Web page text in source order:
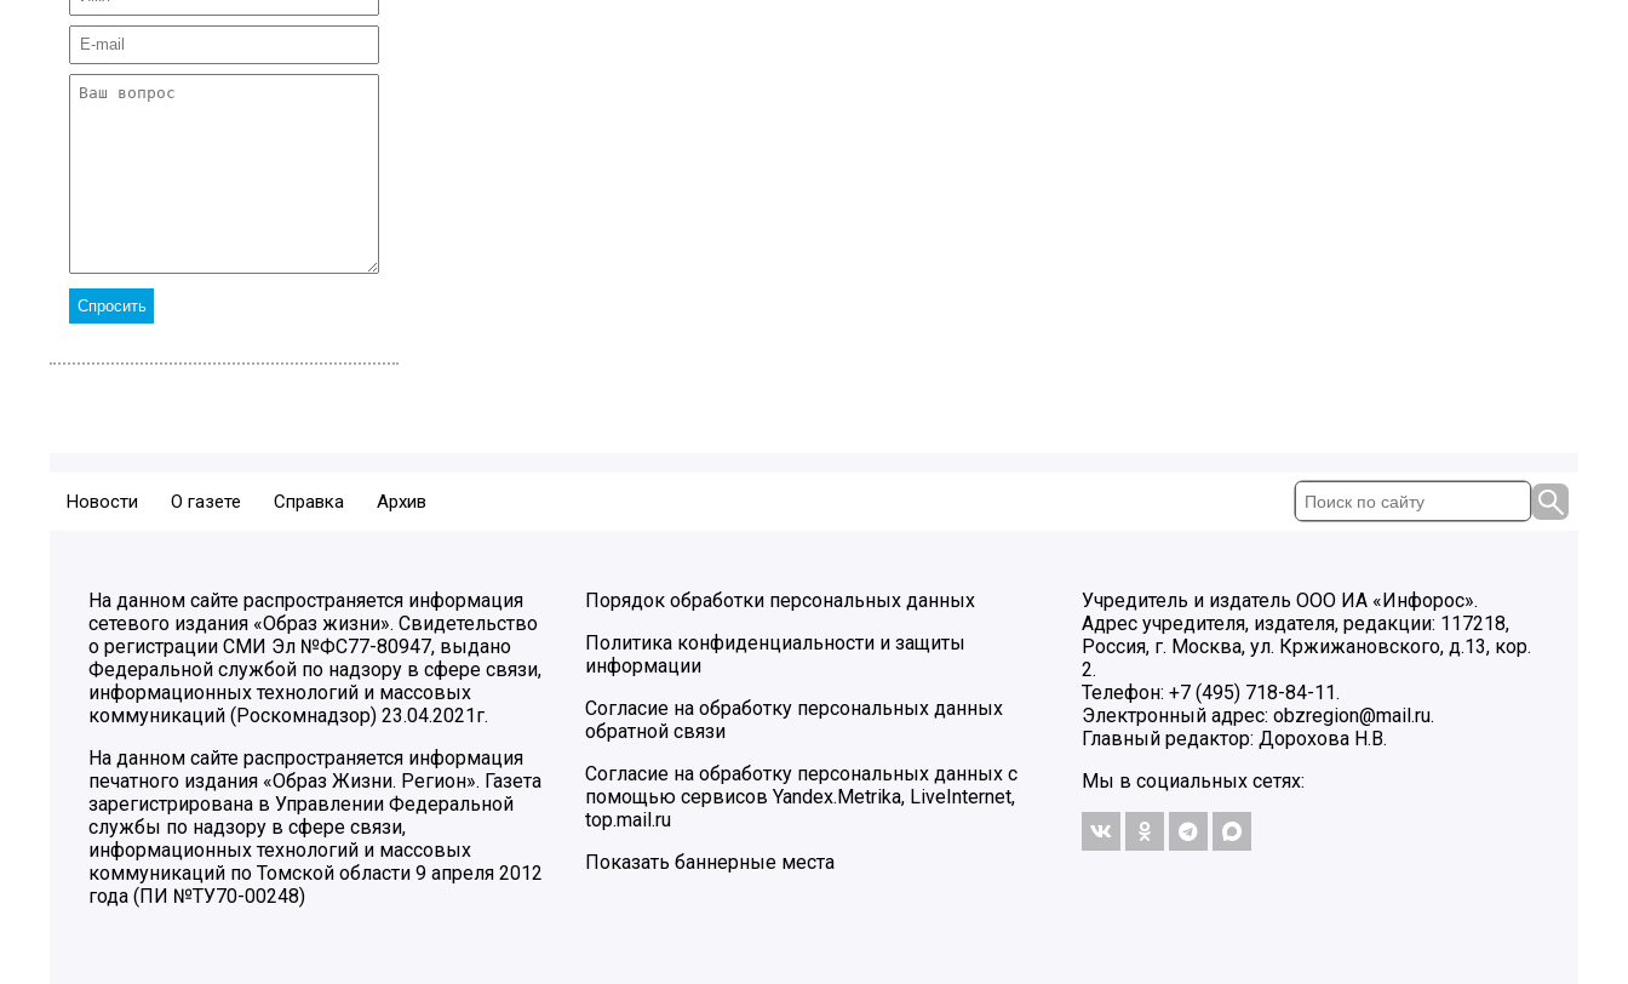
Новости О газете Справка Архив
На данном сайте распространяется информация
сетевого издания «Образ жизни». Свидетельство
о регистрации СМИ Эл №ФС77-80947, выдано
Федеральной службой по надзору в сфере связи,
информационных технологий и массовых
коммуникаций (Роскомнадзор) 23.04.2021г.
На данном сайте распространяется информация
печатного издания «Образ Жизни. Регион». Газета
зарегистрирована в Управлении Федеральной
службы по надзору в сфере связи,
информационных технологий и массовых
коммуникаций по Томской области 9 апреля 2012
года (ПИ №ТУ70-00248)
Порядок обработки персональных данных
Политика конфиденциальности и защиты
информации
Согласие на обработку персональных данных
обратной связи
Согласие на обработку персональных данных с
помощью сервисов Yandex.Metrika, LiveInternet,
top.mail.ru
Показать баннерные места
Учредитель и издатель ООО ИА «Инфорос».
Адрес учредителя, издателя, редакции: 117218,
Россия, г. Москва, ул. Кржижановского, д.13, кор.
2.
Телефон: +7 (495) 718-84-11.
Электронный адрес: obzregion@mail.ru.
Главный редактор: Дорохова Н.В.
Мы в социальных сетях: